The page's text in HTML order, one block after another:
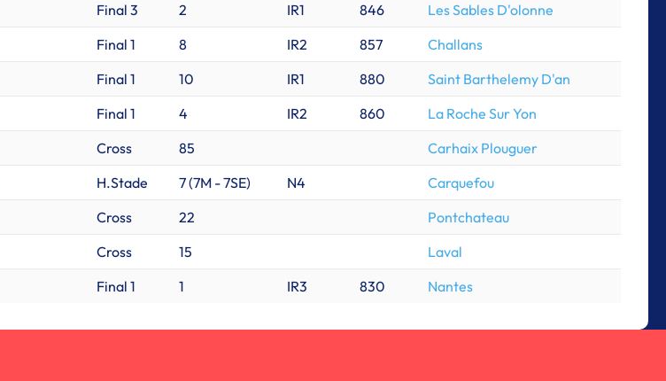
Final 3 2 IR1 846
Les Sables D'olonne
Final 1 8 IR2 857
Challans
Final 1 10 IR1 880
Saint Barthelemy D'an
Final 1 4 IR2 860
La Roche Sur Yon
Cross 85
Carhaix Plouguer
H.Stade 7 (7M -7SE) N4
Carquefou
Cross 22
Pontchateau
Cross 15
Laval
Final 1 1 IR3 830 Nantes